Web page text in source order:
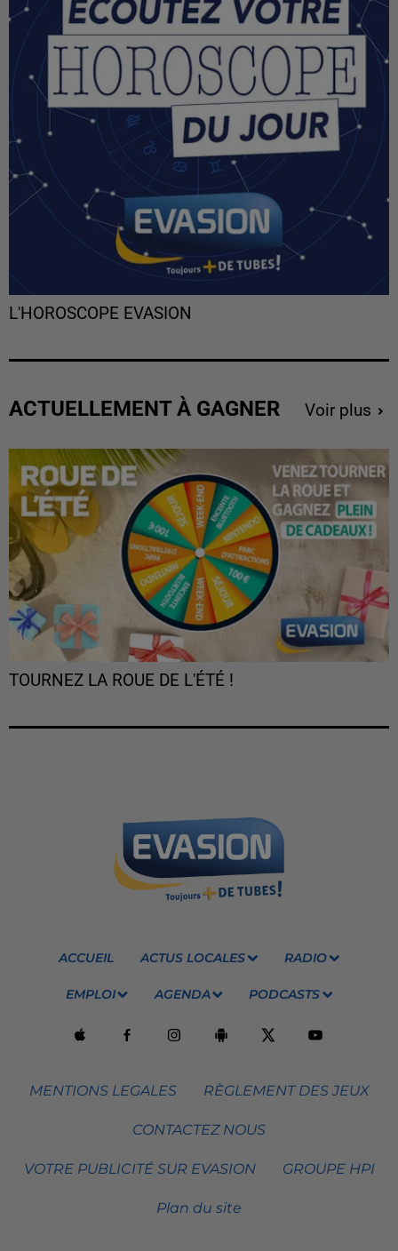
L'HOROSCOPE EVASION
ACTUELLEMENT À GAGNER Voir plus
TOURNEZ LA ROUE DE L'ÉTÉ !
ACCUEIL ACTUS LOCALES RADIO
EMPLOI AGENDA PODCASTS
MENTIONS LEGALES RÈGLEMENT DES JEUX
CONTACTEZ NOUS
VOTRE PUBLICITÉ SUR EVASION GROUPE HPI
Plan du site